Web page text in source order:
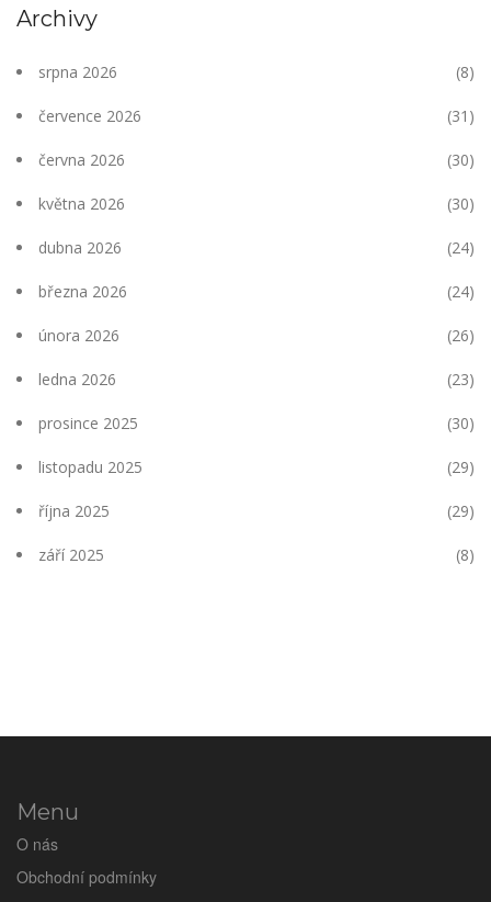
Archivy
srpna 2026 (8)
července 2026 (31)
června 2026 (30)
května 2026 (30)
dubna 2026 (24)
března 2026 (24)
února 2026 (26)
ledna 2026 (23)
prosince 2025 (30)
listopadu 2025 (29)
října 2025 (29)
září 2025 (8)
Menu
O nás
Obchodní podmínky